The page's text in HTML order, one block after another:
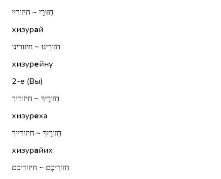
חִזּוּרַי ~ חיזוריי
хизурай
חִזּוּרֵינוּ ~ חיזורינו
хизурейну
2-е (Вы)
חִזּוּרֶיךָ ~ חיזוריך
хизуреха
חִזּוּרַיִךְ ~ חיזורייך
хизурайих
חִזּוּרֵיכֶם ~ חיזוריכם